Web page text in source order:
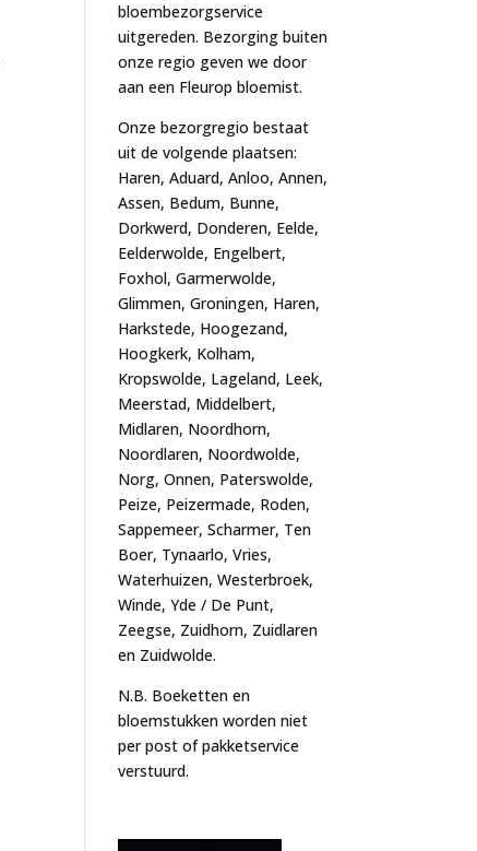
bloembezorgservice
uitgereden. Bezorging buiten
onze regio geven we door
aan een Fleurop bloemist.
Onze bezorgregio bestaat
uit de volgende plaatsen:
Haren, Aduard, Anloo, Annen,
Assen, Bedum, Bunne,
Dorkwerd, Donderen, Eelde,
Eelderwolde, Engelbert,
Foxhol, Garmerwolde,
Glimmen, Groningen, Haren,
Harkstede, Hoogezand,
Hoogkerk, Kolham,
Kropswolde, Lageland, Leek,
Meerstad, Middelbert,
Midlaren, Noordhorn,
Noordlaren, Noordwolde,
Norg, Onnen, Paterswolde,
Peize, Peizermade, Roden,
Sappemeer, Scharmer, Ten
Boer, Tynaarlo, Vries,
Waterhuizen, Westerbroek,
Winde, Yde / De Punt,
Zeegse, Zuidhorn, Zuidlaren
en Zuidwolde.
N.B. Boeketten en
bloemstukken worden niet
per post of pakketservice
verstuurd.